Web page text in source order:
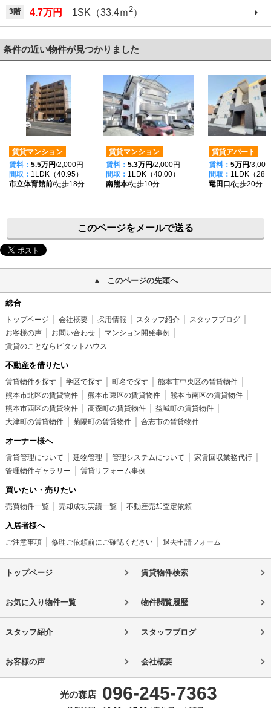
3階 4.7万円 1SK（33.4ｍ2）
条件の近い物件が見つかりました
賃貸マンション
賃料： 5.5万円/2,000円
間取： 1LDK（40.95）
市立体育館前/徒歩18分
賃貸マンション
賃料： 5.3万円/2,000円
間取： 1LDK（40.00）
南熊本/徒歩10分
賃貸アパート
賃料： 5万円/3,000
間取： 1LDK（
竜田口/徒歩20分
このページをメールで送る
このページの先頭へ
総合
トップページ 会社概要 採用情報 スタッフ紹介
スタッフブログ
お客様の声
お問い合わせ
マンション開発事例
賃貸のことならピタットハウス
不動産を借りたい
賃貸物件を探す 学区で探す 町名で探す
熊本市中央区の賃貸物件
熊本市北区の賃貸物件
熊本市東区の賃貸物件
熊本市南区の賃貸物件
熊本市西区の賃貸物件
高森町の賃貸物件
益城町の賃貸物件
大津町の賃貸物件
菊陽町の賃貸物件 合志市の賃貸物件
オーナー様へ
賃貸管理について 建物管理 管理システムについて
家賃回収業務代行
管理物件ギャラリー
賃貸リフォーム事例
買いたい・売りたい
売買物件一覧 売却成功実績一覧 不動産売却査定依頼
入居者様へ
ご注意事項 修理ご依頼前にご確認ください 退去申請フォーム
トップページ 賃貸物件検索
お気に入り物件一覧 物件閲覧履歴
スタッフ紹介 スタッフブログ
お客様の声 会社概要
光の森店 096-245-7363